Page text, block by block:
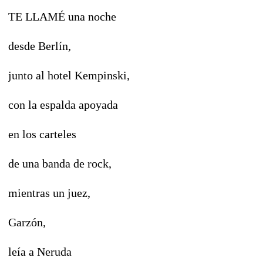
TE LLAMÉ una noche
desde Berlín,
junto al hotel Kempinski,
con la espalda apoyada
en los carteles
de una banda de rock,
mientras un juez,
Garzón,
leía a Neruda